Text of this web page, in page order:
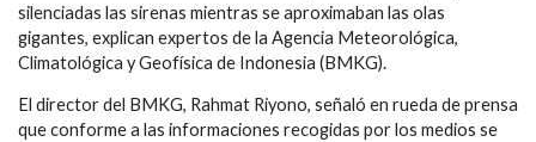
silenciadas las sirenas mientras se aproximaban las olas
gigantes, explican expertos de la Agencia Meteorológica,
Climatológica y Geofísica de Indonesia (BMKG).
El director del BMKG, Rahmat Riyono, señaló en rueda de prensa
que conforme a las informaciones recogidas por los medios se